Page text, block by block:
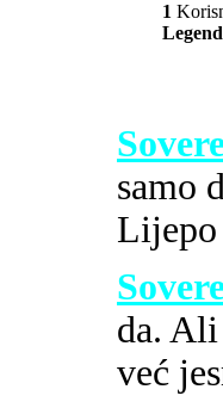
1
samo
Lijepo
da.
već